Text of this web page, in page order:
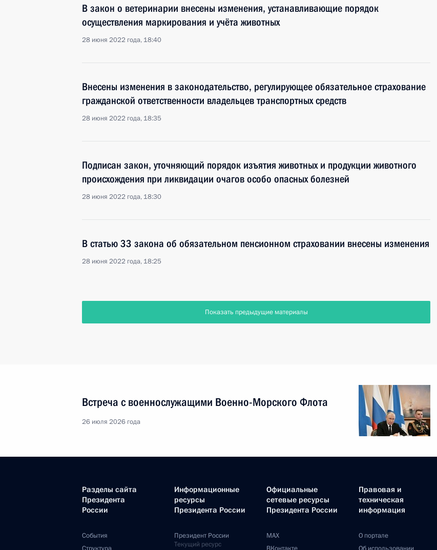
В закон о ветеринарии внесены изменения, устанавливающие порядок
осуществления маркирования и учёта животных
28 июня 2022 года, 18:40
Внесены изменения в законодательство, регулирующее обязательное страхование
гражданской ответственности владельцев транспортных средств
28 июня 2022 года, 18:35
Подписан закон, уточняющий порядок изъятия животных и продукции животного
происхождения при ликвидации очагов особо опасных болезней
28 июня 2022 года, 18:30
В статью 33 закона об обязательном пенсионном страховании внесены изменения
28 июня 2022 года, 18:25
Показать предыдущие материалы
Встреча с военнослужащими Военно-Морского Флота
26 июля 2026 года
Разделы сайта
Президента
России
События
Информационные
ресурсы
Президента России
Президент России
Текущий ресурс
Официальные
сетевые ресурсы
Президента России
MAX
Правовая и
техническая
информация
О портале